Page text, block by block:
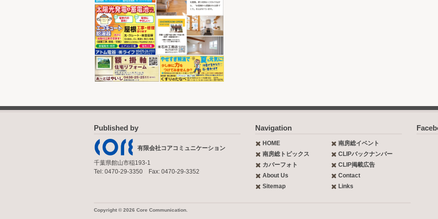
Published by
有限会社コアコミュニケーション
千葉県館山市稲193-1
Tel: 0470-29-3350 Fax: 0470-29-3352
Navigation
HOME
南房総イベント
南房総トピックス
CLIPバックナンバー
カバーフォト
CLIP掲載広告
About Us
Contact
Sitemap
Links
Copyright © 2026 Core Communication.